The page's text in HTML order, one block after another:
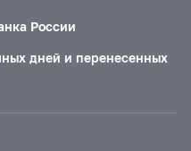
России
дней и перенесенных